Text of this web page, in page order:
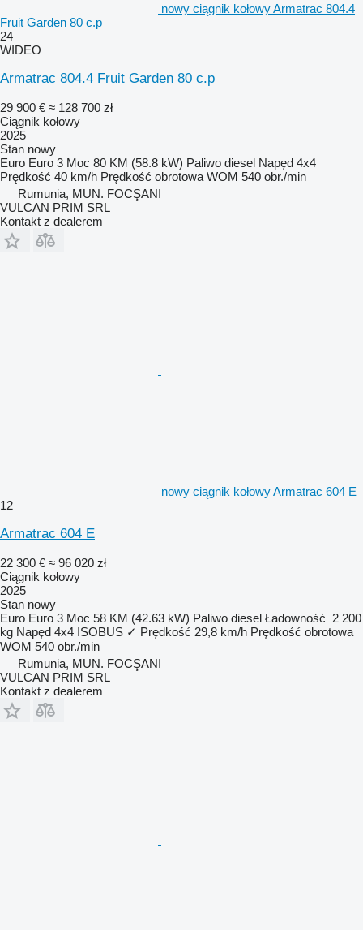
nowy ciągnik kołowy Armatrac 804.4
Fruit Garden 80 c.p
24
WIDEO
Armatrac 804.4 Fruit Garden 80 c.p
29 900 € ≈ 128 700 zł
Ciągnik kołowy
2025
Stan nowy
Euro Euro 3 Moc 80 KM (58.8 kW) Paliwo diesel Napęd 4x4
Prędkość 40 km/h Prędkość obrotowa WOM 540 obr./min
Rumunia, MUN. FOCŞANI
VULCAN PRIM SRL
Kontakt z dealerem
nowy ciągnik kołowy Armatrac 604 E
12
Armatrac 604 E
22 300 € ≈ 96 020 zł
Ciągnik kołowy
2025
Stan nowy
Euro Euro 3 Moc 58 KM (42.63 kW) Paliwo diesel Ładowność 2 200
kg Napęd 4x4 ISOBUS ✓ Prędkość 29,8 km/h Prędkość obrotowa
WOM 540 obr./min
Rumunia, MUN. FOCŞANI
VULCAN PRIM SRL
Kontakt z dealerem